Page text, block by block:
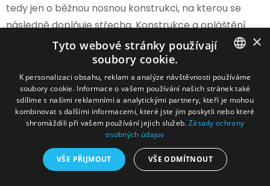
tedy jen o běžnou nosnou konstrukci, na kterou se
následně doplňuje střecha. Konstrukce a opláštění
tvoří jeden funkční systém, který pomáhá zjednodušit
návrh, montáž i celkové technické řešení stavby.
Proč zvolit haly HUPRO?
Volný vnitřní prostor bez dodatečných podpor
vnitřních sloupů. To je výhoda hlavně u sportovních
SLOVAK
×
Tyto webové stránky používají
soubory cookie.
K personalizaci obsahu, reklam a analýze návštěvnosti používáme
soubory cookie. Informace o vašem používání našich stránek také
sdílíme s našimi reklamními a analytickými partnery, kteří je mohou
kombinovat s dalšími informacemi, které jste jim poskytli nebo které
shromáždili při vašem používání jejich služeb. Zásady ochrany
osobných údajov
VŠE PŘIJMOUT VŠE ODMÍTNOUT